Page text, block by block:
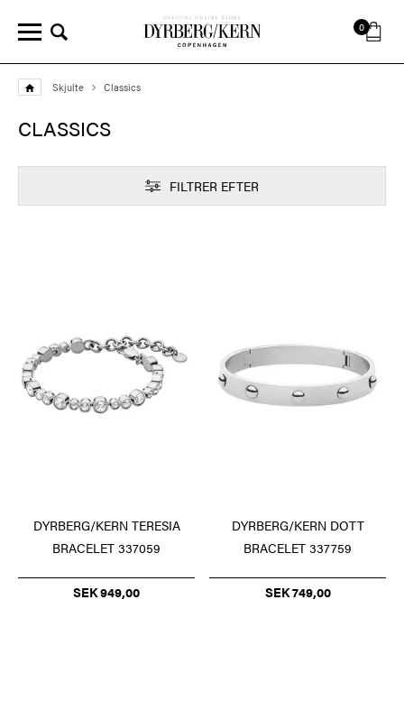
0
Skjulte Classics
CLASSICS
FILTRER EFTER
DYRBERG/KERN TERESIA
BRACELET 337059
SEK 949,00
DYRBERG/KERN DOTT
BRACELET 337759
SEK 749,00